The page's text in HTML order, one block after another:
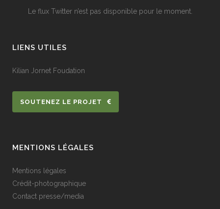
Le flux Twitter n’est pas disponible pour le moment.
LIENS UTILES
Kilian Jornet Foudation
SOUTENEZ LE PROJET
MENTIONS LÉGALES
Mentions légales
Crédit-photographique
Contact presse/media